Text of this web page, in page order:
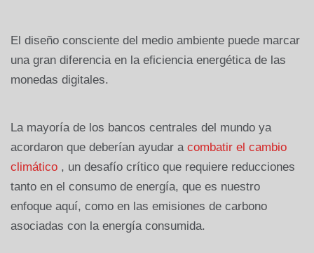
El diseño consciente del medio ambiente puede marcar
una gran diferencia en la eficiencia energética de las
monedas digitales.
La mayoría de los bancos centrales del mundo ya
acordaron que deberían ayudar a combatir el cambio
climático , un desafío crítico que requiere reducciones
tanto en el consumo de energía, que es nuestro
enfoque aquí, como en las emisiones de carbono
asociadas con la energía consumida.